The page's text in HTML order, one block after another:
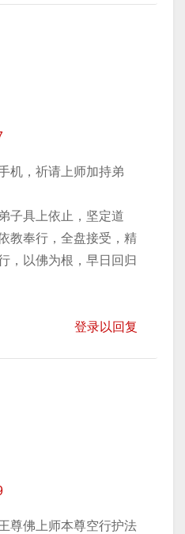
机，祈请上师加持弟
子具上依止，坚定道
教奉行，全盘接受，精
，以佛为根，早日回归
登录以回复
尊佛上师本尊空行护法